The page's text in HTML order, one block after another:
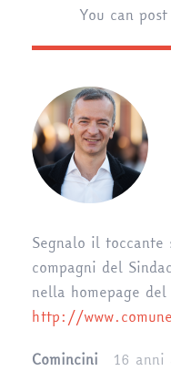
You can
Segnalo il
compagni del
nella homepage
http://
Comincini
16 anni